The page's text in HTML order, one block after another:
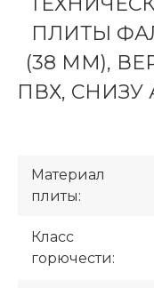
ПЛИТЫ
(38 ММ),
ПВХ,
Материал
плиты:
Класс
горючести: